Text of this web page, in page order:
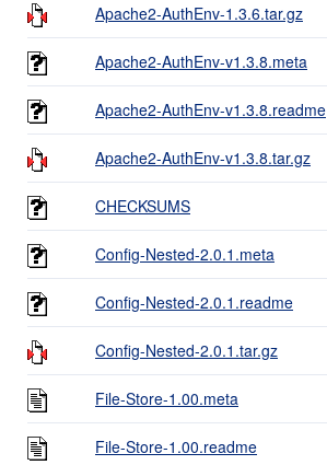
Apache2-AuthEnv-1.3.6.tar.gz
Apache2-AuthEnv-v1.3.8.meta
Apache2-AuthEnv-v1.3.8.readme
Apache2-AuthEnv-v1.3.8.tar.gz
CHECKSUMS
Config-Nested-2.0.1.meta
Config-Nested-2.0.1.readme
Config-Nested-2.0.1.tar.gz
File-Store-1.00.meta
File-Store-1.00.readme